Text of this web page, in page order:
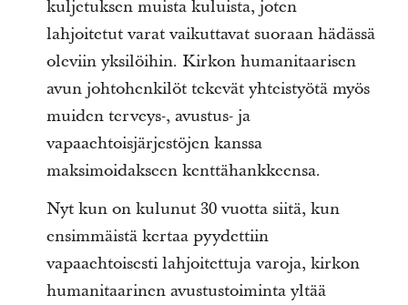
kuljetuksen muista kuluista, joten
lahjoitetut varat vaikuttavat suoraan hädässä
oleviin yksilöihin. Kirkon humanitaarisen
avun johtohenkilöt tekevät yhteistyötä myös
muiden terveys-, avustus- ja
vapaaehtoisjärjestöjen kanssa
maksimoidakseen kenttähankkeensa.
Nyt kun on kulunut 30 vuotta siitä, kun
ensimmäistä kertaa pyydettiin
vapaaehtoisesti lahjoitettuja varoja, kirkon
humanitaarinen avustustoiminta yltää